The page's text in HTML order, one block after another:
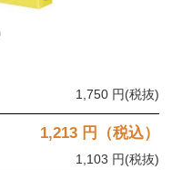
1,750 円(税抜)
1,213 円（税込）
1,103 円(税抜)